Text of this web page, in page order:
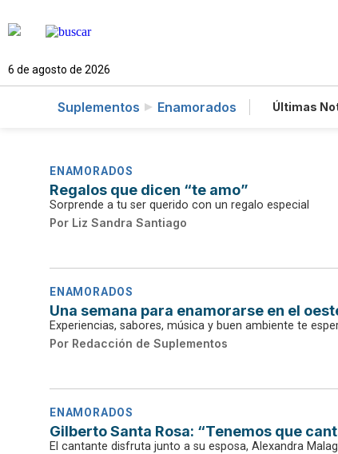
6 de agosto de 2026
Suplementos Enamorados Últimas
ENAMORADOS
Regalos que dicen “te amo”
Sorprende a tu ser querido con un regalo especial
Por Liz Sandra Santiago
ENAMORADOS
Una semana para enamorarse en el
Experiencias, sabores, música y buen ambiente te
Por Redacción de Suplementos
ENAMORADOS
Gilberto Santa Rosa: “Tenemos que
El cantante disfruta junto a su esposa, Alexandra